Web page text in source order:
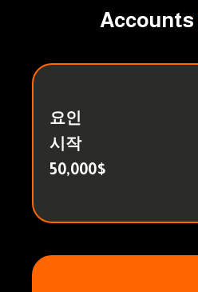
Accounts
요인
시작
50,000$